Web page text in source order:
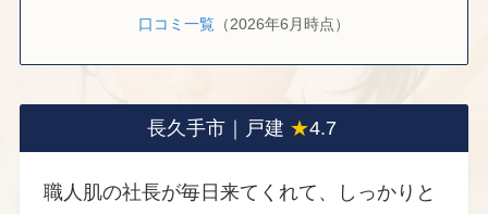
口コミ一覧 （2026年6月時点）
長久手市｜戸建 ★4.7
職人肌の社長が毎日来てくれて、しっかりと